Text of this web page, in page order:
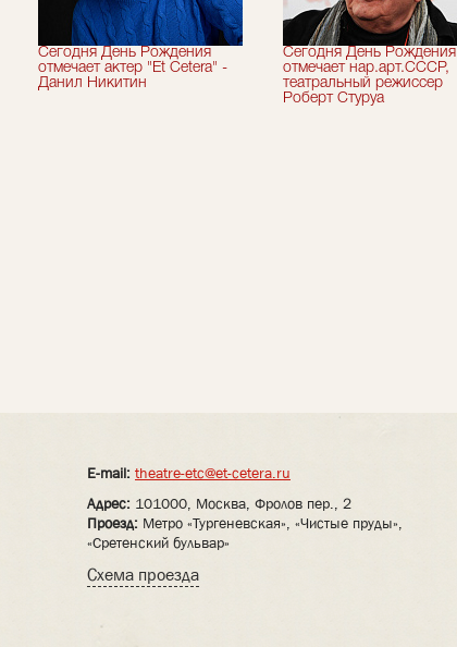
Сегодня День Рождения
отмечает актер "Et Cetera" -
Данил Никитин
Сегодня День Рождения
отмечает нар.арт.СССР,
театральный режиссер
Роберт Стуруа
E-mail: theatre-etc@et-cetera.ru
Адрес: 101000, Москва, Фролов пер., 2
Проезд: Метро «Тургеневская», «Чистые пруды»,
«Сретенский бульвар»
Схема проезда